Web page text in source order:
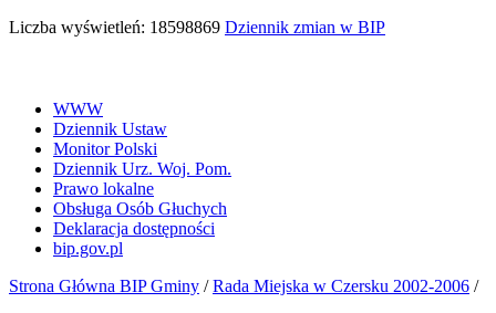
Liczba wyświetleń: 18598869 Dziennik zmian w BIP
WWW
Dziennik Ustaw
Monitor Polski
Dziennik Urz. Woj. Pom.
Prawo lokalne
Obsługa Osób Głuchych
Deklaracja dostępności
bip.gov.pl
Strona Główna BIP Gminy /Rada Miejska w Czersku 2002-2006 /